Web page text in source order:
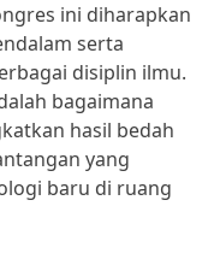
ini diharapkan
serta
disiplin ilmu.
bagaimana
hasil bedah
yang
baru di ruang